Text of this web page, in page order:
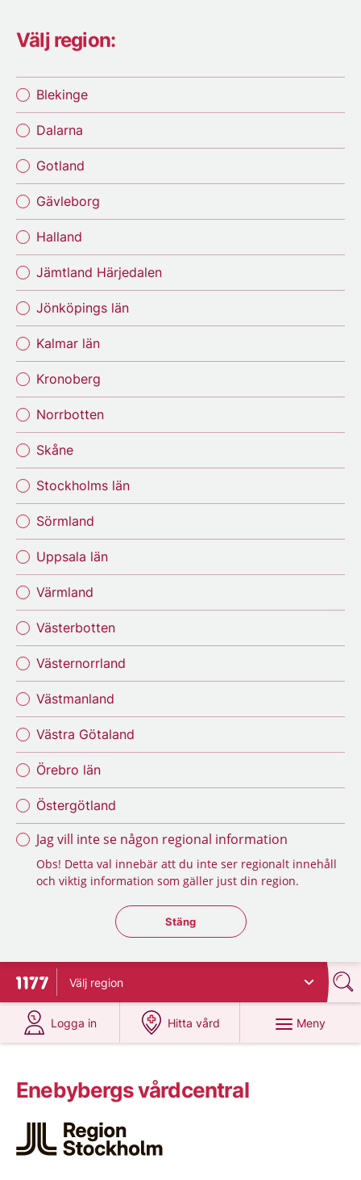
Välj region:
Blekinge
Dalarna
Gotland
Gävleborg
Halland
Jämtland Härjedalen
Jönköpings län
Kalmar län
Kronoberg
Norrbotten
Skåne
Stockholms län
Sörmland
Uppsala län
Värmland
Västerbotten
Västernorrland
Västmanland
Västra Götaland
Örebro län
Östergötland
Jag vill inte se någon regional information
Obs! Detta val innebär att du inte ser regionalt innehåll
och viktig information som gäller just din region.
Stäng regionsväljaren
Stäng
Till startsidan för 1177
Välj region
Logga in
på 1177.se
Hitta vård
på 1177.se
Meny
Enebybergs vårdcentral